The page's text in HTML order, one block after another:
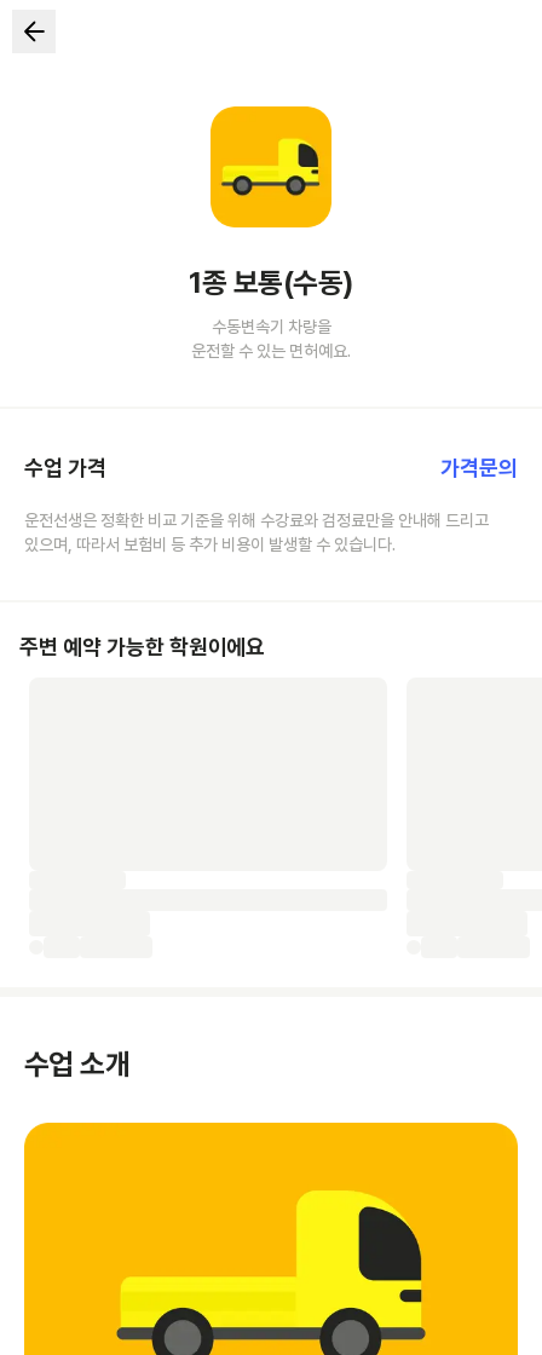
1종 보통(수동)
수동변속기 차량을
운전할 수 있는 면허예요.
수업 가격 가격문의
운전선생은 정확한 비교 기준을 위해 수강료와 검정료만을 안내해 드리고
있으며, 따라서 보험비 등 추가 비용이 발생할 수 있습니다.
주변 예약 가능한 학원이에요
수업 소개